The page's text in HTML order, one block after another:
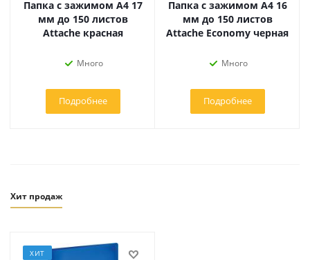
Папка с зажимом A4 17
мм до 150 листов
Attache красная
Много
Подробнее
Папка с зажимом A4 16
мм до 150 листов
Attache Economy черная
Много
Подробнее
Хит продаж
ХИТ